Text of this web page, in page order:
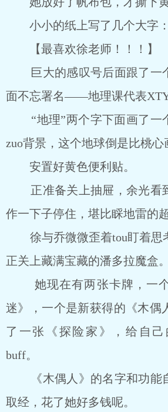
小小的纸上写了几个大字：
【最喜欢徐老师！！！】
巨大的感叹号后面跟了一
面不忘署名――地理课代表XTY
“地理”两个字下面画了一
zuo背景，这个地球倒是比桃心
安置好黄色便利贴。
正准备关上抽屉，余光看
作一下子停住，堪比睬地雷的
徐与乔微微歪着tou盯着思
正关上藏满宝藏的潘多拉魔盒。
她现在有两张卡牌，一个
迷》，一个是新获得的《木偶
了一张《探险家》，给自
buff。
《木偶人》的名字和功能
取经，花了她好多钱呢。